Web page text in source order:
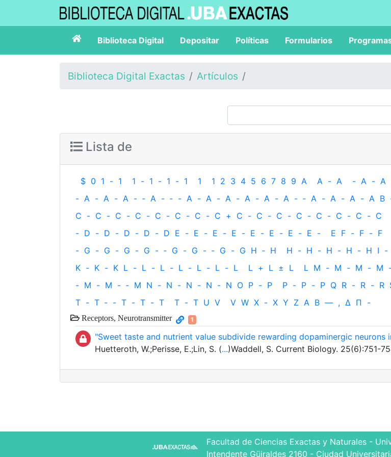
Biblioteca Digital Depositar Políticas Formularios
Biblioteca Digital Exactas Artículos
Lista de
$ 0 1 - 1 1 - 1 - 1 - 1 1 1 2 3 4 5 6 7 8 9 A A - A - A - A
- A - A - A - ‐ A - ‐ - A - A - A - A - A - A - ‐ A - A - A - A B
C - C - C - C - C - C - C - C + C - C - C - C - C - C - C - C
- D - D - D - D - D E - E - E - E - E - E - E - E - E F - F - F
- G - G - G - G - ‐ G - G - ‐ G - G H ‐ H H - H - H - H - H I -
K - K - K L - L - L - L - L - L - L L + L ± L L M - M - M - M
- M - M - ‐ M N - N - N - N - N O P - P P - P - P Q R - R - R
T - T ‐ - T - T - T T - T U V V W X - X Y Z Α Β — , Δ Π -
Receptors, Neurotransmitter 1
"Sweet taste and nutrient value subdivide rewarding dopaminergic neurons
Huetteroth, W.;Perisse, E.;Lin, S. (...)Waddell, S. Current Biology. 25(6):751-
Facultad de Ciencias Exactas y Naturales -
Intendente Güiraldes 2160 - Ciudad